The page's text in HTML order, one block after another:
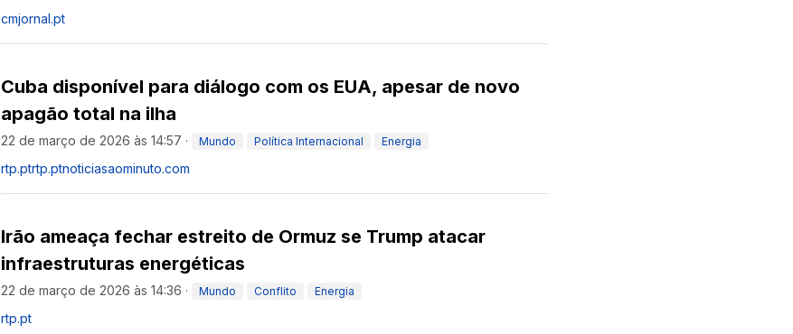
cmjornal.pt
Cuba disponível para diálogo com os EUA, apesar de novo
apagão total na ilha
22 de março de 2026 às 14:57 · Mundo Política Internacional Energia
rtp.ptrtp.ptnoticiasaominuto.com
Irão ameaça fechar estreito de Ormuz se Trump atacar
infraestruturas energéticas
22 de março de 2026 às 14:36 · Mundo Conflito Energia
rtp.pt